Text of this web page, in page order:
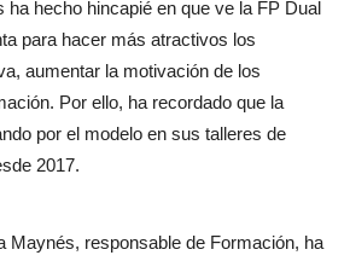
hecho hincapié en que ve la FP Dual
para hacer más atractivos los
aumentar la motivación de los
Por ello, ha recordado que la
por el modelo en sus talleres de
2017.
Maynés, responsable de Formación, ha